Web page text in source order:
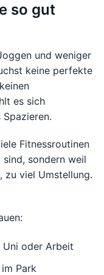
so gut
und weniger
keine perfekte
es sich
Spazieren.
Fitnessroutinen
sondern weil
viel Umstellung.
Uni oder Arbeit
Park